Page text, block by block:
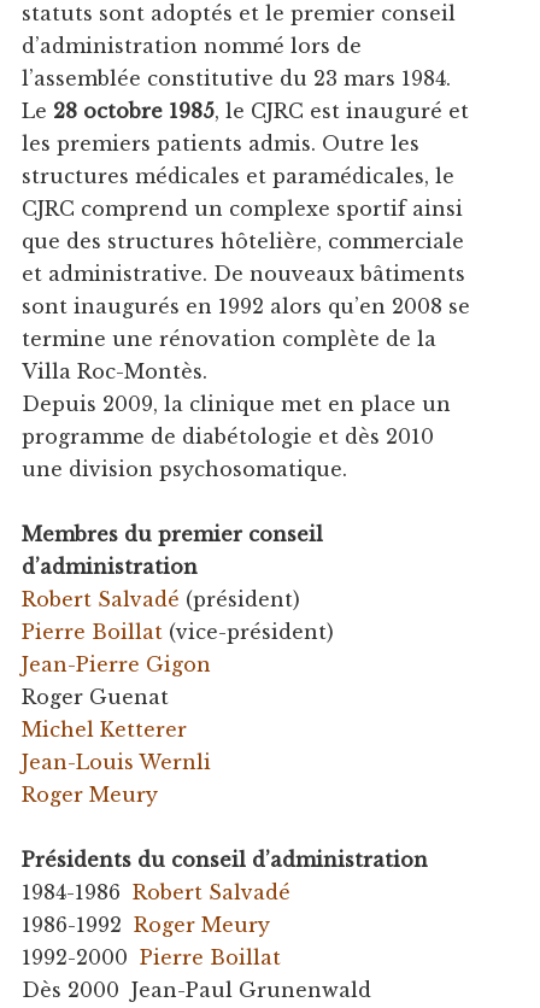
statuts sont adoptés et le premier conseil
d’administration nommé lors de
l’assemblée constitutive du 23 mars 1984.
Le 28 octobre 1985, le CJRC est inauguré et
les premiers patients admis. Outre les
structures médicales et paramédicales, le
CJRC comprend un complexe sportif ainsi
que des structures hôtelière, commerciale
et administrative. De nouveaux bâtiments
sont inaugurés en 1992 alors qu’en 2008 se
termine une rénovation complète de la
Villa Roc-Montès.
Depuis 2009, la clinique met en place un
programme de diabétologie et dès 2010
une division psychosomatique.
Membres du premier conseil
d’administration
Robert Salvadé (président)
Pierre Boillat(vice-président)
Jean-Pierre Gigon
Roger Guenat
Michel Ketterer
Jean-Louis Wernli
Roger Meury
Présidents du conseil d’administration
1984-1986 Robert Salvadé
1986-1992 Roger Meury
1992-2000 Pierre Boillat
Dès 2000 Jean-Paul Grunenwald